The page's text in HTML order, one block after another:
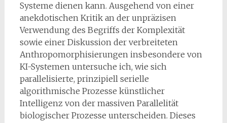
Systeme dienen kann. Ausgehend von einer
anekdotischen Kritik an der unpräzisen
Verwendung des Begriffs der Komplexität
sowie einer Diskussion der verbreiteten
Anthropomorphisierungen insbesondere von
KI-Systemen untersuche ich, wie sich
parallelisierte, prinzipiell serielle
algorithmische Prozesse künstlicher
Intelligenz von der massiven Parallelität
biologischer Prozesse unterscheiden. Dieses